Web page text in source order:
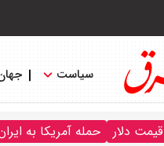
سیاست
قیمت دلار حمله آمریکا به
قیمت محصولات ایران خودرو امروز جمعه ۱۶ مرداد
قیمت طلا و سکه امروز جمعه ۱۶ مرداد ۱۴۰۵/ قیمت سکه